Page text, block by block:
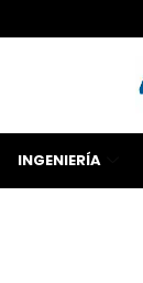
INGENIERÍA